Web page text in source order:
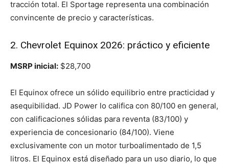
tracción total. El Sportage representa una combinación
convincente de precio y características.
2. Chevrolet Equinox 2026: práctico y eficiente
MSRP inicial: $28,700
El Equinox ofrece un sólido equilibrio entre practicidad y
asequibilidad. JD Power lo califica con 80/100 en general,
con calificaciones sólidas para reventa (83/100) y
experiencia de concesionario (84/100). Viene
exclusivamente con un motor turboalimentado de 1,5
litros. El Equinox está diseñado para un uso diario, lo que